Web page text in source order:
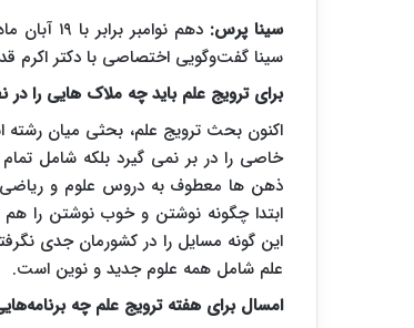
سینا پرس:
دهم
سینا گفت‌و‌گویی اختصاصی با دکتر اکرم
برای ترویج علم باید چه ملاک هایی را
اکنون بحث ترویج علم، بحثی میان
خاصی را در بر نمی گیرد بلکه شامل
ذهن ها معطوف به دروس علوم و ریاضی
ابتدا چگونه نوشتن و خوب نوشتن را
این گونه مسایل را در کشورمان جدی
علم شامل همه علوم جدید و نوین است.
امسال برای هفته ترویج علم چه